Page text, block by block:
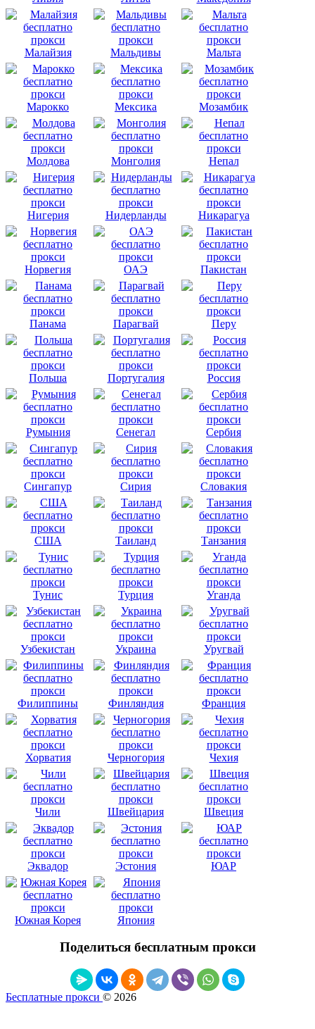
Малайзия Мальдивы Мальта
Марокко Мексика Мозамбик
Молдова Монголия Непал
Нигерия Нидерланды Никарагуа
Норвегия ОАЭ Пакистан
Панама Парагвай Перу
Польша Португалия Россия
Румыния Сенегал Сербия
Сингапур Сирия Словакия
США Таиланд Танзания
Тунис Турция Уганда
Узбекистан Украина Уругвай
Филиппины Финляндия Франция
Хорватия Черногория Чехия
Чили Швейцария Швеция
Эквадор Эстония ЮАР
Южная Корея Япония
Поделиться бесплатным прокси
Бесплатные прокси © 2026